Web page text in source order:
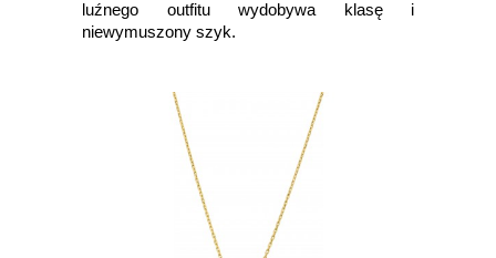
luźnego outfitu wydobywa klasę i
niewymuszony szyk.